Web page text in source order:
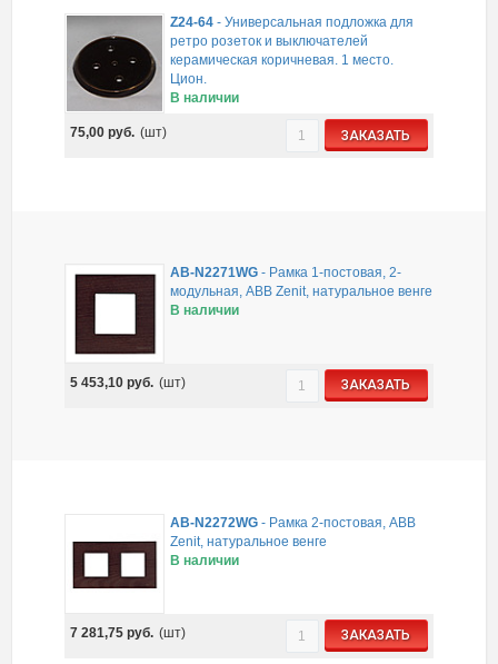
Z24-64 -Универсальная подложка для
ретро розеток и выключателей
керамическая коричневая. 1 место.
Цион.
В наличии
75,00руб. (шт) ЗАКАЗАТЬ
AB-N2271WG - Рамка 1-постовая, 2-
модульная, ABB Zenit, натуральное венге
В наличии
5 453,10руб. (шт) ЗАКАЗАТЬ
AB-N2272WG - Рамка 2-постовая, ABB
Zenit, натуральное венге
В наличии
7 281,75руб. (шт) ЗАКАЗАТЬ